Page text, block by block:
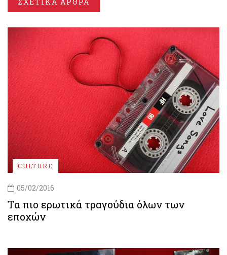
CULTURE
05/02/2016
Tα πιο ερωτικά τραγούδια όλων των
εποχών